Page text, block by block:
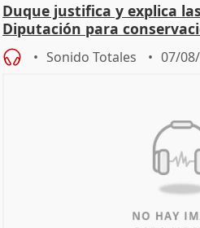
Duque justifica y explica
Diputación para
Sonido Totales 07/